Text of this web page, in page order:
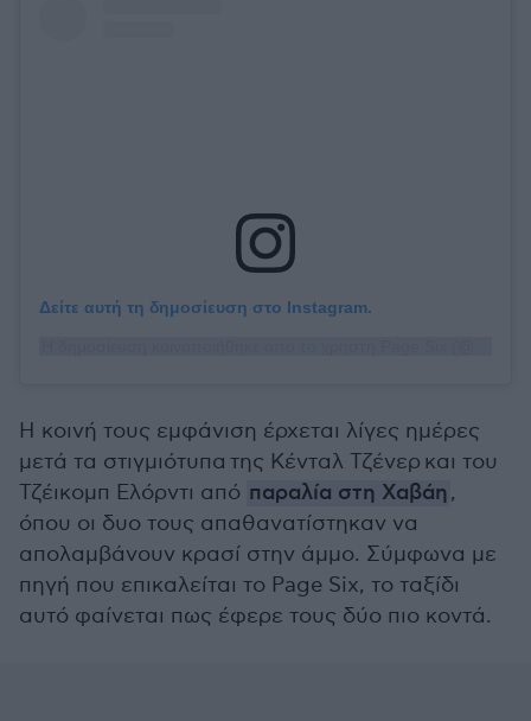
Δείτε αυτή τη δημοσίευση στο Instagram.
Η κοινή τους εμφάνιση έρχεται λίγες ημέρες
μετά τα στιγμιότυπα της Κένταλ Τζένερ και του
Τζέικομπ Ελόρντι από παραλία στη Χαβάη,
όπου οι δυο τους απαθανατίστηκαν να
απολαμβάνουν κρασί στην άμμο. Σύμφωνα με
πηγή που επικαλείται το Page Six, το ταξίδι
αυτό φαίνεται πως έφερε τους δύο πιο κοντά.